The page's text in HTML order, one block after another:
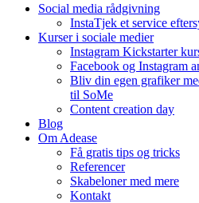
Social media rådgivning
InstaTjek et service
Kurser i sociale medier
Instagram Kickstarter
Facebook og Instagram
Bliv din egen grafiker
til SoMe
Content creation day
Blog
Om Adease
Få gratis tips og tricks
Referencer
Skabeloner med mere
Kontakt